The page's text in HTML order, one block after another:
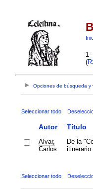
(
Opciones de búsqueda y
Seleccionar todo
Autor Título
Alvar,
Carlos
De la
itinerario
Seleccionar todo